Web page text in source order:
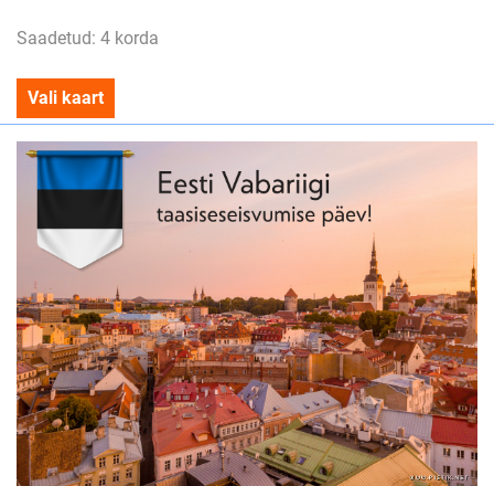
Saadetud: 4 korda
Vali kaart